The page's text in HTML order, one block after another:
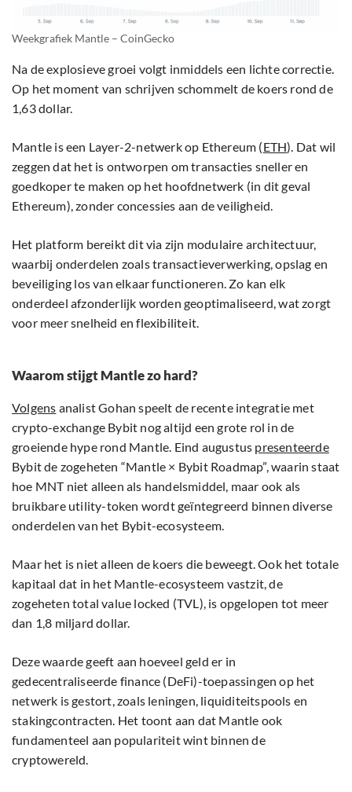
Weekgrafiek Mantle – CoinGecko
Na de explosieve groei volgt inmiddels een lichte correctie.
Op het moment van schrijven schommelt de koers rond de
1,63 dollar.
Mantle is een Layer-2-netwerk op Ethereum (ETH). Dat wil
zeggen dat het is ontworpen om transacties sneller en
goedkoper te maken op het hoofdnetwerk (in dit geval
Ethereum), zonder concessies aan de veiligheid.
Het platform bereikt dit via zijn modulaire architectuur,
waarbij onderdelen zoals transactieverwerking, opslag en
beveiliging los van elkaar functioneren. Zo kan elk
onderdeel afzonderlijk worden geoptimaliseerd, wat zorgt
voor meer snelheid en flexibiliteit.
Waarom stijgt Mantle zo hard?
Volgens analist Gohan speelt de recente integratie met
crypto-exchange Bybit nog altijd een grote rol in de
groeiende hype rond Mantle. Eind augustus presenteerde
Bybit de zogeheten “Mantle × Bybit Roadmap”, waarin staat
hoe MNT niet alleen als handelsmiddel, maar ook als
bruikbare utility-token wordt geïntegreerd binnen diverse
onderdelen van het Bybit-ecosysteem.
Maar het is niet alleen de koers die beweegt. Ook het totale
kapitaal dat in het Mantle-ecosysteem vastzit, de
zogeheten total value locked (TVL), is opgelopen tot meer
dan 1,8 miljard dollar.
Deze waarde geeft aan hoeveel geld er in
gedecentraliseerde finance (DeFi)-toepassingen op het
netwerk is gestort, zoals leningen, liquiditeitspools en
stakingcontracten. Het toont aan dat Mantle ook
fundamenteel aan populariteit wint binnen de
cryptowereld.